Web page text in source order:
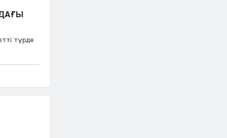
түрде